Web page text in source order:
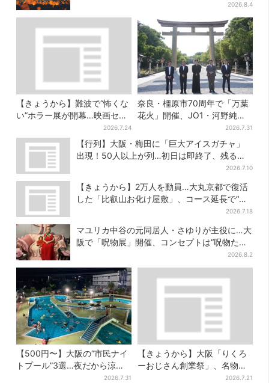
2026.8.4
【きょうから】難波で“怖くな
い”ホラー展が開幕…映画セッ
トのなかに入って、怪異も触
り放題！？
2026.7.24
奈良・橿原市70周年で「万葉
花火」開催、JO1・河野純喜
がアンバサダーに…グループ
楽曲ともシンクロ
2026.7.31
【行列】大阪・梅田に「巨大アイスガチャ」
出現！50人以上が列…初日は即終了、残る開
2026.7.10
【きょうから】2万人を動員…大丸京都で復活
した「比叡山お化け屋敷」、コース延長で“怖
2026.7.18
マユリカ中谷の元同居人・さゆりが主役に…大
阪で「呪物展」開催、コンセプトは“呪物たち
2026.8.2
【500円〜】大阪の“市民ナイ
トプール”3選…夜だから涼し
2026.7.31
【きょうから】大阪「りくろ
ーおじさん創業祭」、名物
の“和菓子”を梅田で販売 6日
2026.7.21